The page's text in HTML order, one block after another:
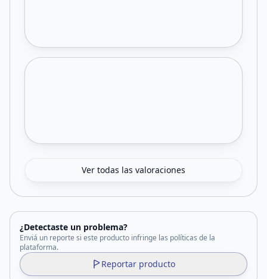
Ver todas las valoraciones
¿Detectaste un problema?
Enviá un reporte si este producto infringe las políticas de la
plataforma.
Reportar producto